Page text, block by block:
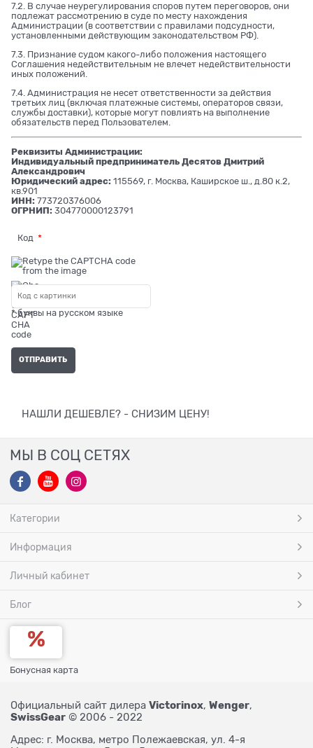
7.2. В случае неурегулирования споров путем переговоров, они
подлежат рассмотрению в суде по месту нахождения
Администрации (в соответствии с правилами подсудности,
установленными действующим законодательством РФ).
7.3. Признание судом какого-либо положения настоящего
Соглашения недействительным не влечет недействительности
иных положений.
7.4. Администрация не несет ответственности за действия
третьих лиц (включая платежные системы, операторов связи,
службы доставки), которые могут повлиять на выполнение
обязательств перед Пользователем.
Реквизиты Администрации:
Индивидуальный предприниматель Десятов Дмитрий
Александрович
Юридический адрес: 115569, г. Москва, Каширское ш., д.80 к.2,
кв.901
ИНН: 773720376006
ОГРНИП: 304770000123791
Код
* буквы на русском языке
НАШЛИ ДЕШЕВЛЕ? - СНИЗИМ ЦЕНУ!
МЫ В СОЦ СЕТЯХ
Категории
Информация
Личный кабинет
Блог
Бонусная карта
Официальный сайт дилера Victorinox, Wenger,
SwissGear © 2006 - 2022
Адрес: г. Москва, метро Полежаевская, ул. 4-я